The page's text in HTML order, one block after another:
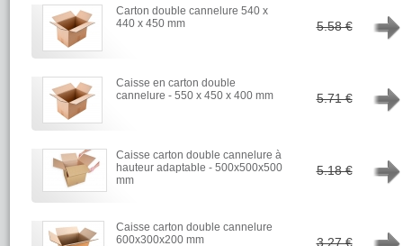
Carton double cannelure 540 x
440 x 450 mm
5.58 €
Caisse en carton double
cannelure - 550 x 450 x 400 mm
5.71 €
Caisse carton double cannelure à
hauteur adaptable - 500x500x500
mm
5.18 €
Caisse carton double cannelure
600x300x200 mm
3.27 €